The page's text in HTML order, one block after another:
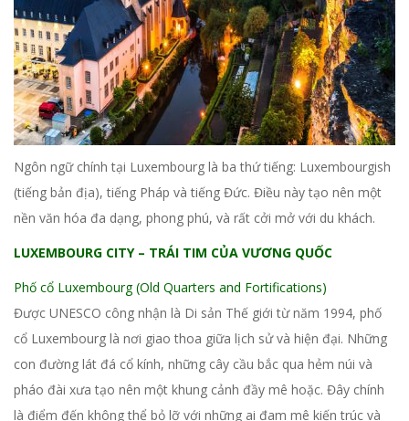
Ngôn ngữ chính tại Luxembourg là ba thứ tiếng: Luxembourgish
(tiếng bản địa), tiếng Pháp và tiếng Đức. Điều này tạo nên một
nền văn hóa đa dạng, phong phú, và rất cởi mở với du khách.
LUXEMBOURG CITY – TRÁI TIM CỦA VƯƠNG QUỐC
Phố cổ Luxembourg (Old Quarters and Fortifications)
Được UNESCO công nhận là Di sản Thế giới từ năm 1994, phố
cổ Luxembourg là nơi giao thoa giữa lịch sử và hiện đại. Những
con đường lát đá cổ kính, những cây cầu bắc qua hẻm núi và
pháo đài xưa tạo nên một khung cảnh đầy mê hoặc. Đây chính
là điểm đến không thể bỏ lỡ với những ai đam mê kiến trúc và